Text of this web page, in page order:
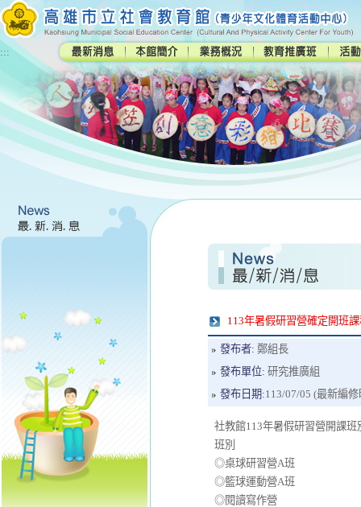
:::
113年暑假研習營確定開班
發布者: 鄭組長
發布單位: 研究推廣組
發布日期:113/07/05 (最新編
社教館113年暑假研習營開課班
班別
◎桌球研習營A班
◎籃球運動營A班
◎閱讀寫作營